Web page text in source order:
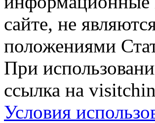
сайте, не
положениями
При
ссылка на
Условия